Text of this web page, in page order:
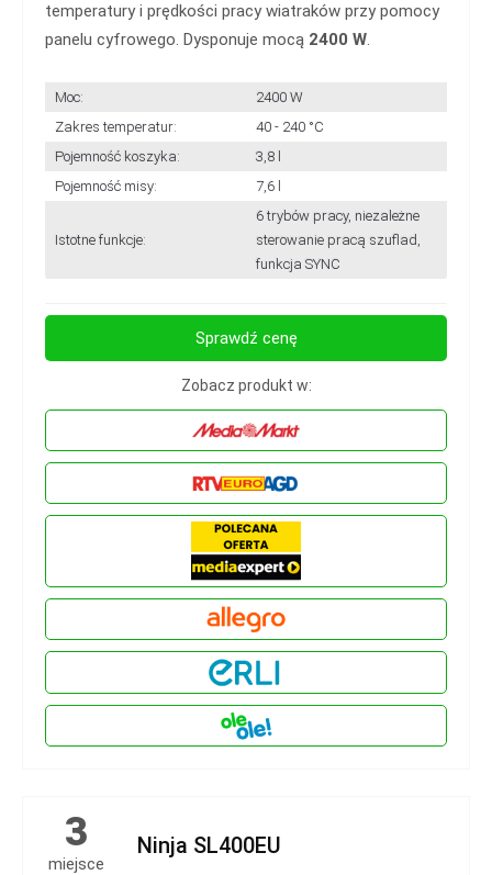
temperatury i prędkości pracy wiatraków przy pomocy
panelu cyfrowego. Dysponuje mocą 2400 W.
Moc:
2400 W
Zakres temperatur:
40 - 240 °C
Pojemność koszyka:
3,8 l
Pojemność misy:
7,6 l
Istotne funkcje:
6 trybów pracy, niezależne
sterowanie pracą szuflad,
funkcja SYNC
Sprawdź cenę
Zobacz produkt w:
3
miejsce
Ninja SL400EU